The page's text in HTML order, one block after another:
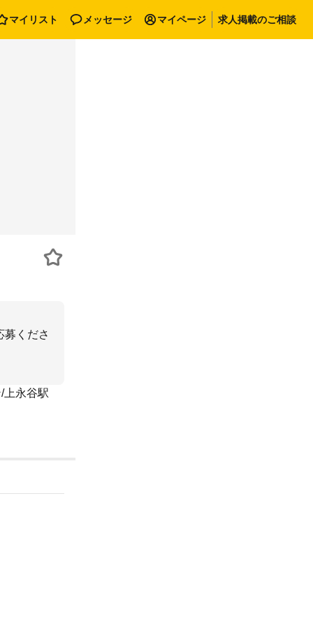
マイリスト メッセージ マイページ 求人掲載のご相談
募くださ
上永谷駅